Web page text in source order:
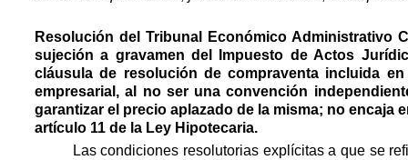
Resolución del Tribunal Económico Administrativo
sujeción a gravamen del Impuesto de Actos
cláusula de resolución de compraventa incluida
empresarial, al no ser una convención
garantizar el precio aplazado de la misma; no encaja
artículo 11 de la Ley Hipotecaria.
 Las condiciones resolutorias explícitas a que se